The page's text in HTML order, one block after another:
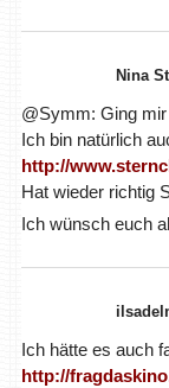
Nina
@Symm: Ging
Ich bin natürlich
http://
Hat wieder richtig
Ich wünsch euch
Ich hätte es auch
http://